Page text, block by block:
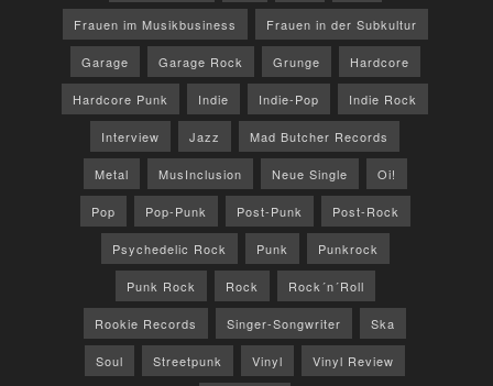
Frauen im Musikbusiness Frauen in der Subkultur
Garage Garage Rock Grunge Hardcore
Hardcore Punk Indie Indie-Pop Indie Rock
Interview Jazz Mad Butcher Records
Metal MusInclusion Neue Single Oi!
Pop Pop-Punk Post-Punk Post-Rock
Psychedelic Rock Punk Punkrock
Punk Rock Rock Rock´n´Roll
Rookie Records Singer-Songwriter Ska
Soul Streetpunk Vinyl Vinyl Review